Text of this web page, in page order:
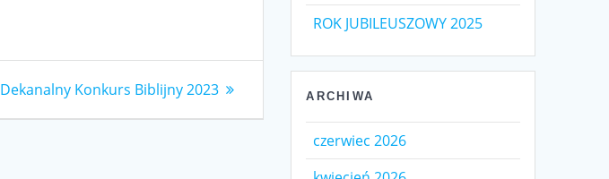
Następny
Dekanalny Konkurs Biblijny 2023
ROK JUBILEUSZOWY 2025
ARCHIWA
czerwiec 2026